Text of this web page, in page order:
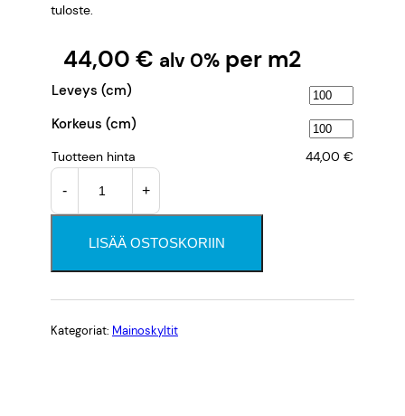
tuloste.
44,00 € alv 0%per m2
Leveys (cm)
Korkeus (cm)
Tuotteen hinta 44,00 €
R
b
k
- +
LISÄÄ OSTOSKORIIN
Kategoriat: Mainoskyltit